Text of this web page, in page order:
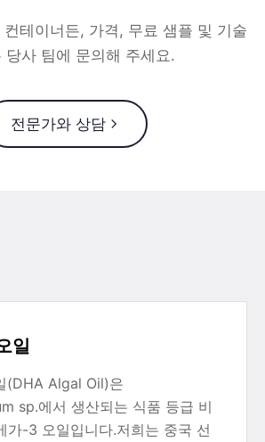
테이너든, 가격, 무료 샘플 및 기술
당사 팀에 문의해 주세요.
전문가와 상담
일
(DHA Algal Oil)은
sp.에서 생산되는 식품 등급 비
가-3 오일입니다.저희는 중국 선